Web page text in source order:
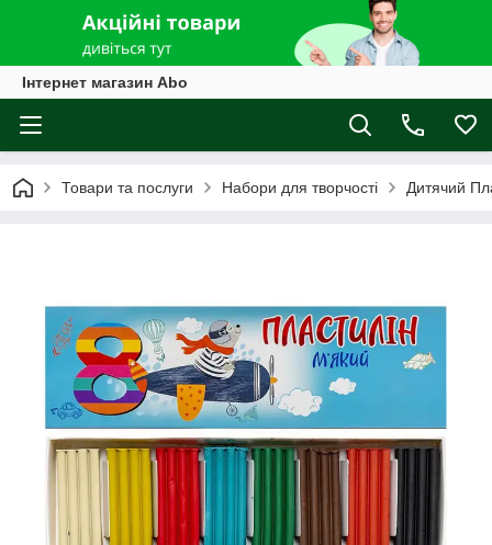
Інтернет магазин Abo
Товари та послуги Набори для творчості Дитячий